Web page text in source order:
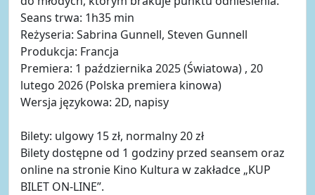
Seans trwa: 1h35 min
Reżyseria: Sabrina Gunnell, Steven Gunnell
Produkcja: Francja
Premiera: 1 października 2025 (Światowa) , 20
lutego 2026 (Polska premiera kinowa)
Wersja językowa: 2D, napisy
Bilety: ulgowy 15 zł, normalny 20 zł
Bilety dostępne od 1 godziny przed seansem oraz
online na stronie Kino Kultura w zakładce „KUP
BILET ON-LINE”.